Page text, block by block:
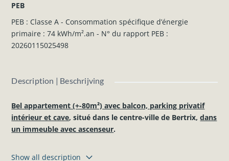
PEB
PEB : Classe A - Consommation spécifique d’énergie
primaire : 74 kWh/m².an - N° du rapport PEB :
20260115025498
Description | Beschrijving
Bel appartement (+-80m²) avec balcon, parking privatif
intérieur et cave, situé dans le centre-ville de Bertrix,dans
un immeuble avec ascenseur.
Show all description